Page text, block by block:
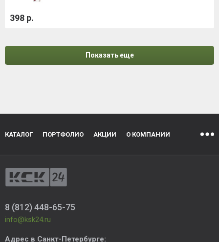
398 р.
Показать еще
КАТАЛОГ ПОРТФОЛИО АКЦИИ О КОМПАНИИ
8 (812) 448-65-75
info@ksk24.ru
Адрес в Санкт-Петербурге: